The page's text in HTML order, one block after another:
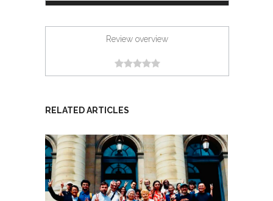
Review overview
RELATED ARTICLES